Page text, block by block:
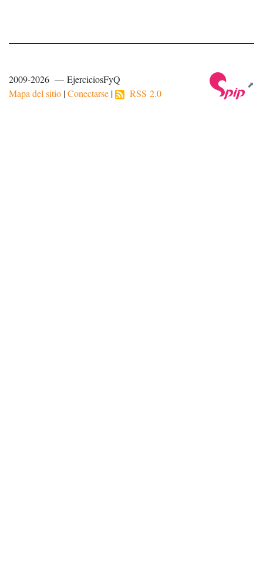
2009-2026 — EjerciciosFyQ
Mapa del sitio |Conectarse | RSS 2.0